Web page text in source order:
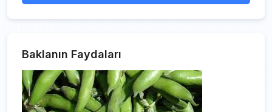
Baklanın Faydaları